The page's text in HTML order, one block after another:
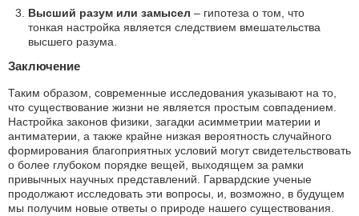
Высший разум или замысел – гипотеза о том, что
тонкая настройка является следствием вмешательства
высшего разума.
Заключение
Таким образом, современные исследования указывают на то,
что существование жизни не является простым совпадением.
Настройка законов физики, загадки асимметрии материи и
антиматерии, а также крайне низкая вероятность случайного
формирования благоприятных условий могут свидетельствовать
о более глубоком порядке вещей, выходящем за рамки
привычных научных представлений. Гарвардские ученые
продолжают исследовать эти вопросы, и, возможно, в будущем
мы получим новые ответы о природе нашего существования.